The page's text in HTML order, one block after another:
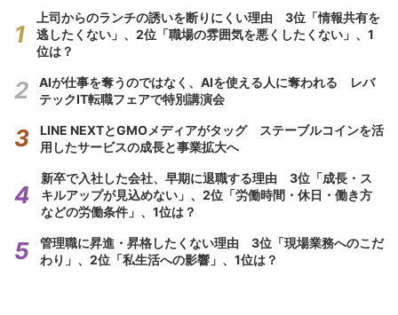
上司からのランチの誘いを断りにくい理由 3位「情報共有を
逃したくない」、2位「職場の雰囲気を悪くしたくない」、1
位は？
AIが仕事を奪うのではなく、AIを使える人に奪われる レバ
テックIT転職フェアで特別講演会
LINE NEXTとGMOメディアがタッグ ステーブルコインを活
用したサービスの成長と事業拡大へ
新卒で入社した会社、早期に退職する理由 3位「成長・ス
キルアップが見込めない」、2位「労働時間・休日・働き方
などの労働条件」、1位は？
管理職に昇進・昇格したくない理由 3位「現場業務へのこだ
わり」、2位「私生活への影響」、1位は？